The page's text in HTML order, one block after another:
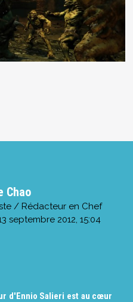
Chao
/ Rédacteur en Chef
septembre 2012, 15:04
d'Ennio Salieri est au cœur